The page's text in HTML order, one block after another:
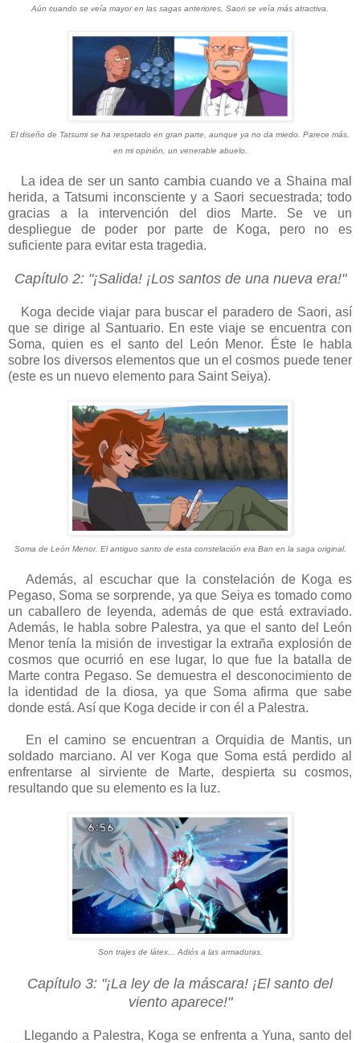
Aún cuando se veía mayor en las sagas anteriores, Saori se veía más atractiva.
El diseño de Tatsumi se ha respetado en gran parte, aunque ya no da miedo. Parece más,
en mi opinión, un venerable abuelo.
La idea de ser un santo cambia cuando ve a Shaina mal
herida, a Tatsumi inconsciente y a Saori secuestrada; todo
gracias a la intervención del dios Marte. Se ve un
despliegue de poder por parte de Koga, pero no es
suficiente para evitar esta tragedia.
Capítulo 2: "¡Salida! ¡Los santos de una nueva era!"
Koga decide viajar para buscar el paradero de Saori, así
que se dirige al Santuario. En este viaje se encuentra con
Soma, quien es el santo del León Menor. Éste le habla
sobre los diversos elementos que un el cosmos puede tener
(este es un nuevo elemento para Saint Seiya).
Soma de León Menor. El antiguo santo de esta constelación era Ban en la saga original.
Además, al escuchar que la constelación de Koga es
Pegaso, Soma se sorprende, ya que Seiya es tomado como
un caballero de leyenda, además de que está extraviado.
Además, le habla sobre Palestra, ya que el santo del León
Menor tenía la misión de investigar la extraña explosión de
cosmos que ocurrió en ese lugar, lo que fue la batalla de
Marte contra Pegaso. Se demuestra el desconocimiento de
la identidad de la diosa, ya que Soma afirma que sabe
donde está. Así que Koga decide ir con él a Palestra.
En el camino se encuentran a Orquidia de Mantis, un
soldado marciano. Al ver Koga que Soma está perdido al
enfrentarse al sirviente de Marte, despierta su cosmos,
resultando que su elemento es la luz.
Son trajes de látex... Adiós a las armaduras.
Capítulo 3: "¡La ley de la máscara! ¡El santo del
viento aparece!"
Llegando a Palestra, Koga se enfrenta a Yuna, santo del